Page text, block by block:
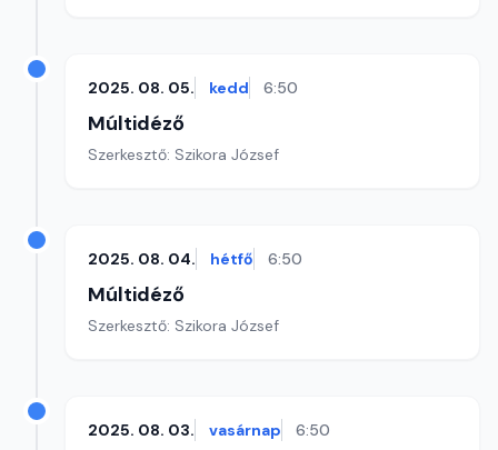
2025. 08. 05. kedd 6:50
Múltidéző
Szerkesztő: Szikora József
2025. 08. 04. hétfő 6:50
Múltidéző
Szerkesztő: Szikora József
2025. 08. 03. vasárnap 6:50